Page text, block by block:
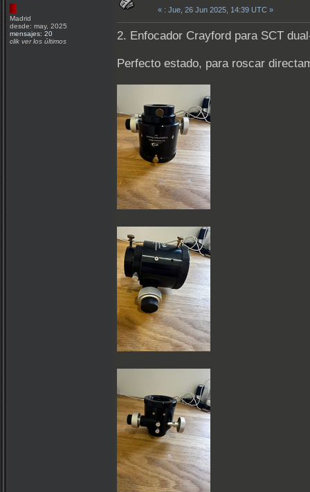
Madrid
desde: may, 2025
mensajes: 20
clik ver los últimos
« : Jue, 26 Jun 2025, 14:39 UTC »
2. Enfocador Crayford para SCT
Perfecto estado, para roscar